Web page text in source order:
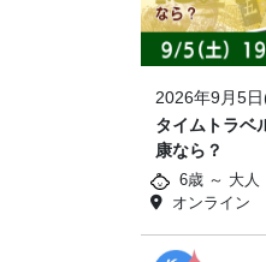
2026年9月5
タイムトラベ
康なら？
6歳 ～ 大人
オンライン